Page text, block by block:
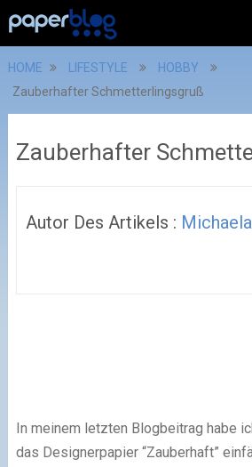
HOME LIFESTYLE
HOBBY
Zauberhafter Schmetterlingsgruß
Zauberhafter
Autor Des Artikels :
In meinem letzten Blogbeitrag habe
das Designerpapier “Zauberhaft”